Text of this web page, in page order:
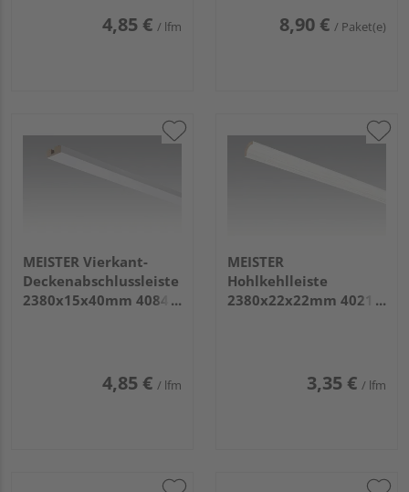
4,85 € / lfm 8,90 € / Paket(e)
MEISTER Vierkant-
Deckenabschlussleiste
2380x15x40mm 4084
4,85 € / lfm
MEISTER
Hohlkehlleiste
2380x22x22mm 4021
3,35 € / lfm